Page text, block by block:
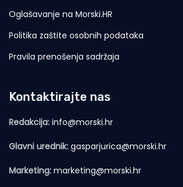
Oglašavanje na Morski.HR
Politika zaštite osobnih podataka
Pravila prenošenja sadržaja
Kontaktirajte nas
Redakcija: info@morski.hr
Glavni urednik: gasparjurica@morski.hr
Marketing: marketing@morski.hr